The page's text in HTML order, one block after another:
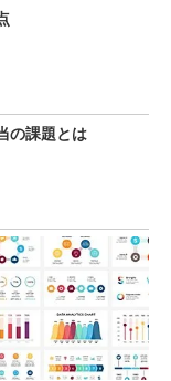
の課題とは